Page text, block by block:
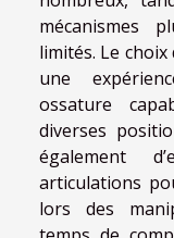
mécanismes
limités. Le
une
ossature
diverses
également
articulations
lors des